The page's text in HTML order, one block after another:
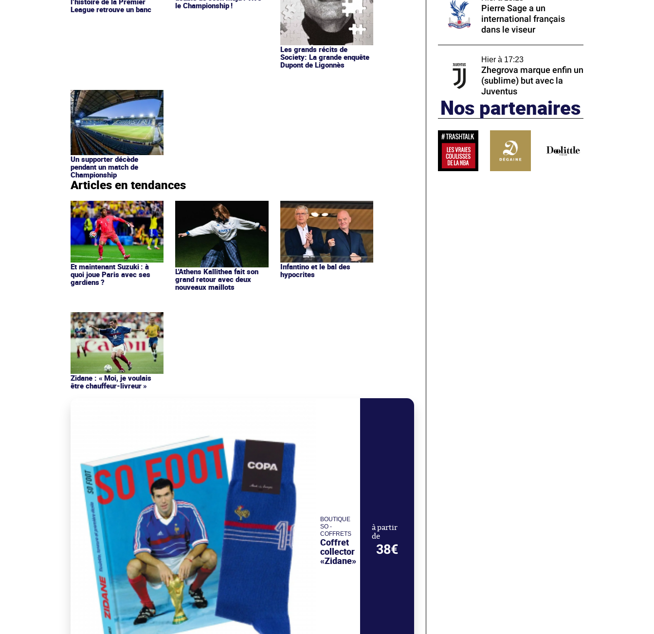
League retrouve un banc
le Championship !
Les grands récits de
Society: La grande enquête
Dupont de Ligonnès
Un supporter décède
pendant un match de
Championship
Articles en tendances
Et maintenant Suzuki : à
quoi joue Paris avec ses
gardiens ?
L'Athens Kallithea fait son
grand retour avec deux
nouveaux maillots
Infantino et le bal des
hypocrites
Zidane : « Moi, je voulais
être chauffeur-livreur »
BOUTIQUE
SO -
COFFRETS
Coffret
collector
«Zidane»
à partir
de
38€
Pierre Sage a un
international français
dans le viseur
Hier à 17:23
Zhegrova marque enfin un
(sublime) but avec la
Juventus
Nos partenaires